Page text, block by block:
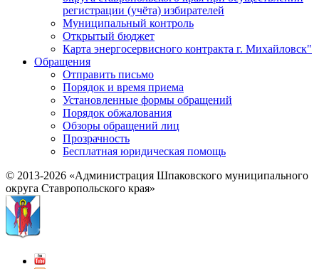
регистрации (учёта) избирателей
Муниципальный контроль
Открытый бюджет
Карта энергосервисного контракта г. Михайловск"
Обращения
Отправить письмо
Порядок и время приема
Установленные формы обращений
Порядок обжалования
Обзоры обращений лиц
Прозрачность
Бесплатная юридическая помощь
© 2013-2026 «Администрация Шпаковского муниципального
округа Ставропольского края»